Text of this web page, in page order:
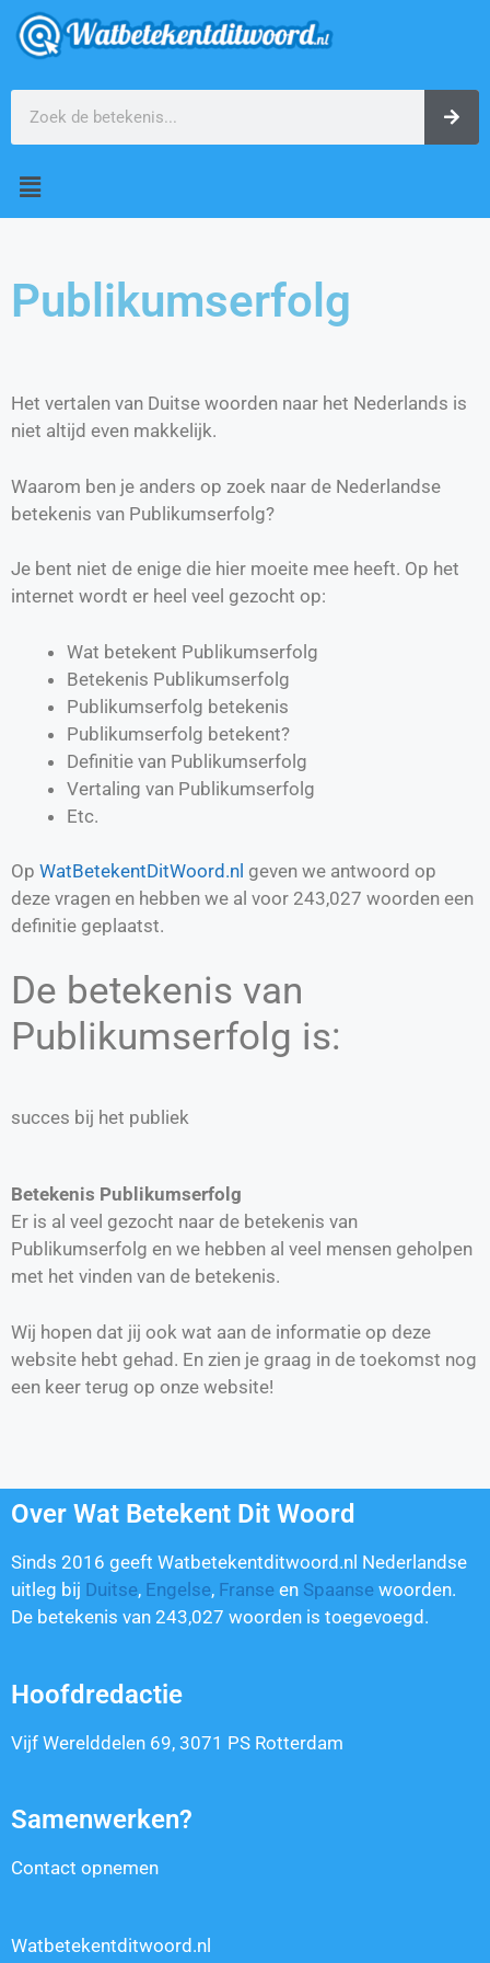
Publikumserfolg
Het vertalen van Duitse woorden naar het Nederlands is
niet altijd even makkelijk.
Waarom ben je anders op zoek naar de Nederlandse
betekenis van Publikumserfolg?
Je bent niet de enige die hier moeite mee heeft. Op het
internet wordt er heel veel gezocht op:
Wat betekent Publikumserfolg
Betekenis Publikumserfolg
Publikumserfolg betekenis
Publikumserfolg betekent?
Definitie van Publikumserfolg
Vertaling van Publikumserfolg
Etc.
Op WatBetekentDitWoord.nl geven we antwoord op
deze vragen en hebben we al voor 243,027 woorden een
definitie geplaatst.
De betekenis van
Publikumserfolg is:
succes bij het publiek
Betekenis Publikumserfolg
Er is al veel gezocht naar de betekenis van
Publikumserfolg en we hebben al veel mensen geholpen
met het vinden van de betekenis.
Wij hopen dat jij ook wat aan de informatie op deze
website hebt gehad. En zien je graag in de toekomst nog
een keer terug op onze website!
Over Wat Betekent Dit Woord
Sinds 2016 geeft Watbetekentditwoord.nl Nederlandse
uitleg bij Duitse, Engelse, Franse en Spaanse woorden.
De betekenis van 243,027 woorden is toegevoegd.
Hoofdredactie
Vijf Werelddelen 69, 3071 PS Rotterdam
Samenwerken?
Contact opnemen
Watbetekentditwoord.nl